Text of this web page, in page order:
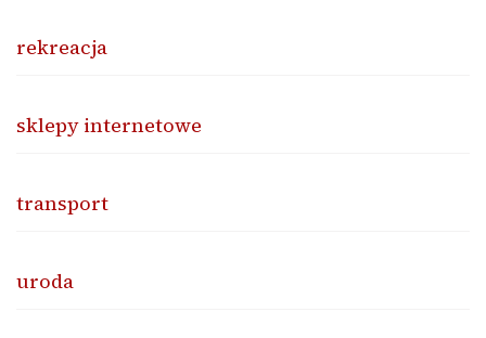
rekreacja
sklepy internetowe
transport
uroda